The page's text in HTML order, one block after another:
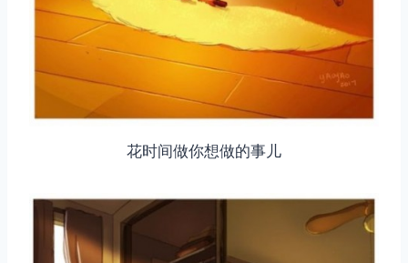
花时间做你想做的事儿